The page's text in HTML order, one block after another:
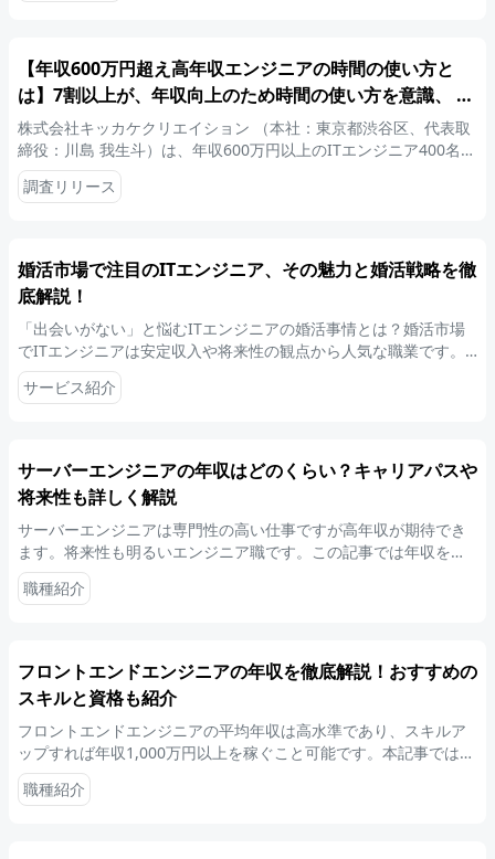
【年収600万円超え高年収エンジニアの時間の使い方と
は】7割以上が、年収向上のため時間の使い方を意識、 平
日・休日問わず「スキル学習」に最も時間を投資～キャリ
アアップに直結する“成功の時間術”が明らかに～
株式会社キッカケクリエイション （本社：東京都渋谷区、代表取
締役：川島 我生斗）は、年収600万円以上のITエンジニア400名を
対象に、高年収エンジニアの時間の使い方に関する調査を実施し
ましたので、お知らせいたします。
調査リリース
婚活市場で注目のITエンジニア、その魅力と婚活戦略を徹
底解説！
「出会いがない」と悩むITエンジニアの婚活事情とは？婚活市場
でITエンジニアは安定収入や将来性の観点から人気な職業です。
ご自身の強みを活かし、忙しい中でも婚活を成功させる戦略的な
ポイントを解説します。
サービス紹介
サーバーエンジニアの年収はどのくらい？キャリアパスや
将来性も詳しく解説
サーバーエンジニアは専門性の高い仕事ですが高年収が期待でき
ます。将来性も明るいエンジニア職です。この記事では年収を上
げる方法やキャリアパスの選び方、未経験からサーバーエンジニ
アになる方法などを詳しく紹介します。
職種紹介
フロントエンドエンジニアの年収を徹底解説！おすすめの
スキルと資格も紹介
フロントエンドエンジニアの平均年収は高水準であり、スキルア
ップすれば年収1,000万円以上を稼ぐこと可能です。本記事では、
フロントエンドエンジニアが年収を上げる方法や将来性などにつ
いて解説します。
職種紹介